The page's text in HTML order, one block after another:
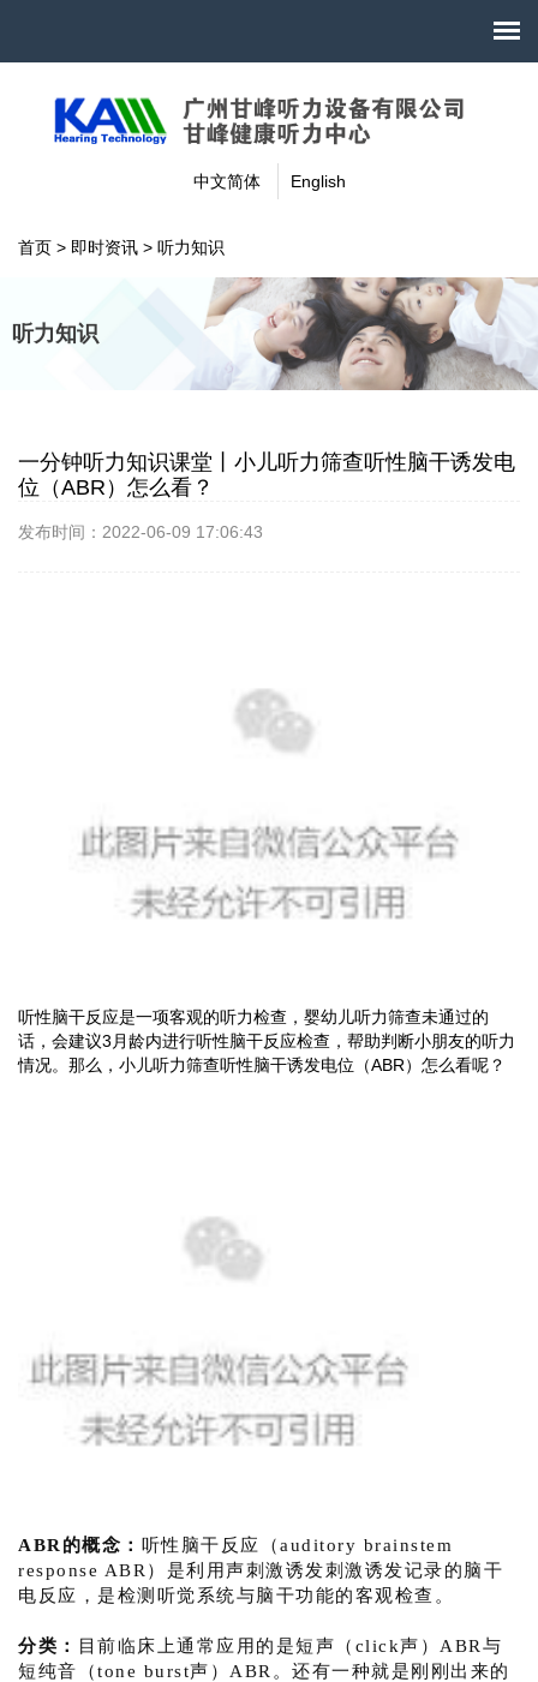
中文简体 English
首页 > 即时资讯 > 听力知识
听力知识
一分钟听力知识课堂丨小儿听力筛查听性脑干诱发电
位（ABR）怎么看？
发布时间：2022-06-09 17:06:43
听性脑干反应是一项客观的听力检查，婴幼儿听力筛查未通过的
话，会建议3月龄内进行听性脑干反应检查，帮助判断小朋友的听力
情况。那么， 小儿听力筛查听性脑干诱发电位（ABR）怎么看呢？
ABR的概念：
听性脑干反应（auditory brainstem
response ABR）是利用声刺激诱发刺激诱发记录的脑干
电反应，是检测听觉系统与脑干功能的客观检查。
分类：
目前临床上通常应用的是短声（click声）ABR与
短纯音（tone burst声）ABR。还有一种就是刚刚出来的